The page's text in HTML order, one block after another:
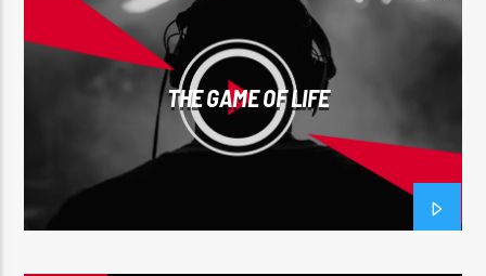
THE GAME OF LIFE